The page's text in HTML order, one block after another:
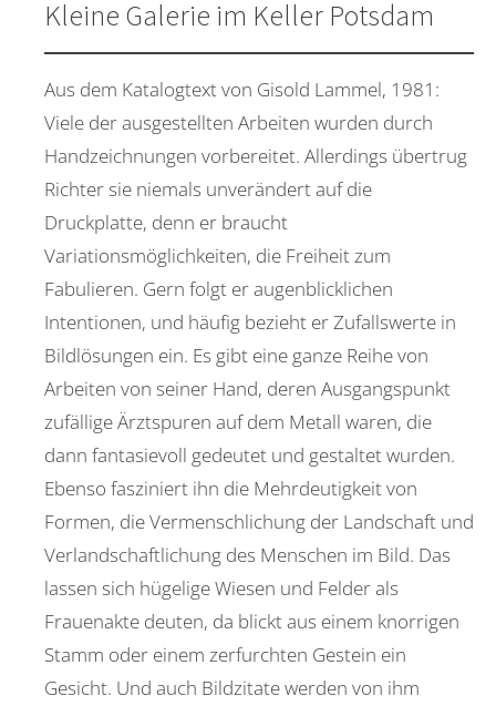
Kleine Galerie im Keller Potsdam
Aus dem Katalogtext von Gisold Lammel, 1981:
Viele der ausgestellten Arbeiten wurden durch
Handzeichnungen vorbereitet. Allerdings übertrug
Richter sie niemals unverändert auf die
Druckplatte, denn er braucht
Variationsmöglichkeiten, die Freiheit zum
Fabulieren. Gern folgt er augenblicklichen
Intentionen, und häufig bezieht er Zufallswerte in
Bildlösungen ein. Es gibt eine ganze Reihe von
Arbeiten von seiner Hand, deren Ausgangspunkt
zufällige Ärztspuren auf dem Metall waren, die
dann fantasievoll gedeutet und gestaltet wurden.
Ebenso fasziniert ihn die Mehrdeutigkeit von
Formen, die Vermenschlichung der Landschaft und
Verlandschaftlichung des Menschen im Bild. Das
lassen sich hügelige Wiesen und Felder als
Frauenakte deuten, da blickt aus einem knorrigen
Stamm oder einem zerfurchten Gestein ein
Gesicht. Und auch Bildzitate werden von ihm